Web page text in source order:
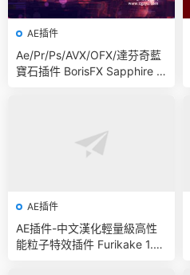
AE插件
Ae/Pr/Ps/AVX/OFX/達芬奇藍
寶石插件 BorisFX Sapphire 2
AE插件
AE插件-中文漢化輕量級高性
能粒子特效插件 Furikake 1.0.